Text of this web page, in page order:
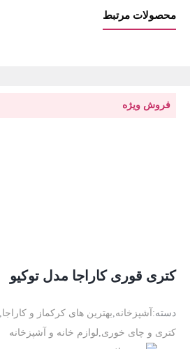
محصولات مرتبط
فروش ویژه
کتری قوری کاراجا مدل توکیو
دسته: آشپزخانه بهترین های کرکماز و کاراجا
کتری و چای خوری لوازم خانه و آشپزخانه